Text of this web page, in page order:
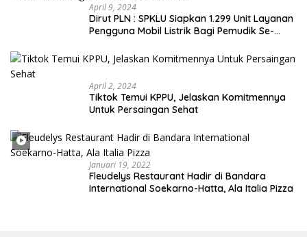
April 9, 2024
Dirut PLN : SPKLU Siapkan 1.299 Unit Layanan
Pengguna Mobil Listrik Bagi Pemudik Se-
April 2, 2024
Tiktok Temui KPPU, Jelaskan Komitmennya
Untuk Persaingan Sehat
Januari 19, 2022
Fleudelys Restaurant Hadir di Bandara
International Soekarno-Hatta, Ala Italia Pizza